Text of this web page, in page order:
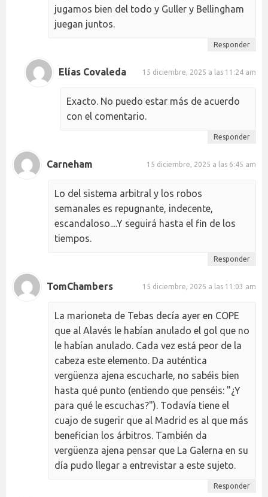
jugamos bien del todo y Guller y Bellingham
juegan juntos.
Responder
Elías Covaleda 15 diciembre, 2025 a las 11:24 am
Exacto. No puedo estar más de acuerdo
con el comentario.
Responder
Carneham 15 diciembre, 2025 a las 6:45 am
Lo del sistema arbitral y los robos
semanales es repugnante, indecente,
escandaloso....Y seguirá hasta el fin de los
tiempos.
Responder
TomChambers 15 diciembre, 2025 a las 11:03 am
La marioneta de Tebas decía ayer en COPE
que al Alavés le habían anulado el gol que no
le habían anulado. Cada vez está peor de la
cabeza este elemento. Da auténtica
vergüenza ajena escucharle, no sabéis bien
hasta qué punto (entiendo que penséis: "¿Y
para qué le escuchas?"). Todavía tiene el
cuajo de sugerir que al Madrid es al que más
benefician los árbitros. También da
vergüenza ajena pensar que La Galerna en su
día pudo llegar a entrevistar a este sujeto.
Responder